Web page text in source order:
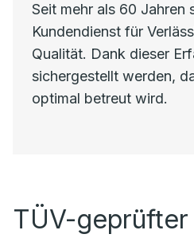
Seit mehr als 60 Jahren
Kundendienst für
Qualität. Dank dieser
sichergestellt werden,
optimal betreut wird.
TÜV-